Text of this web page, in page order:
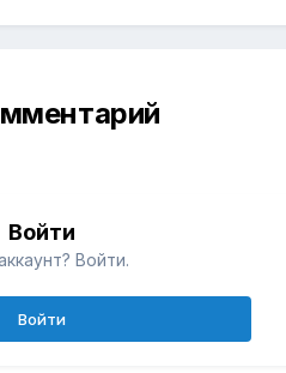
Войти
Войти.
Войти